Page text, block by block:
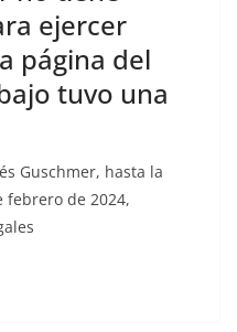
ejercer
página del
tuvo una
Guschmer, hasta la
febrero de 2024,